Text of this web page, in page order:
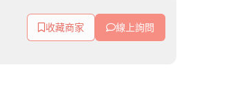
收藏商家 線上詢問